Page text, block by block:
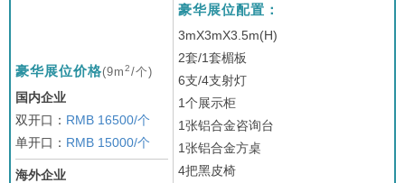
豪华展位价格(9m2/个)
国内企业
双开口： RMB 16500/个
单开口： RMB 15000/个
海外企业
豪华展位配置：
3mX3mX3.5m(H)
2套/1套楣板
6支/4支射灯
1个展示柜
1张铝合金咨询台
1张铝合金方桌
4把黑皮椅